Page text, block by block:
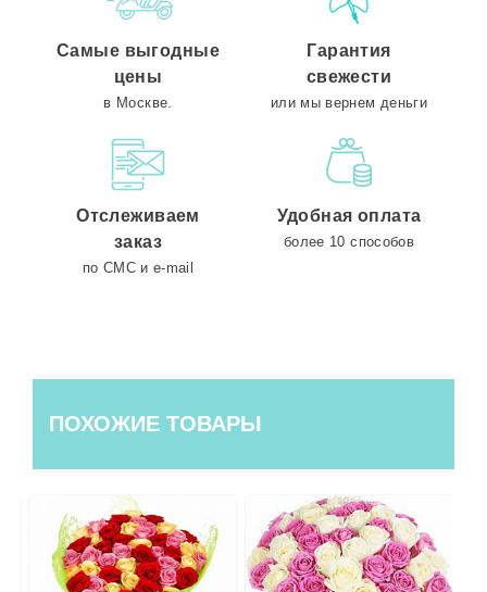
Самые выгодные
цены
в Москве.
Гарантия
свежести
или мы вернем деньги
Отслеживаем
заказ
по СМС и e-mail
Удобная оплата
более 10 способов
ПОХОЖИЕ ТОВАРЫ